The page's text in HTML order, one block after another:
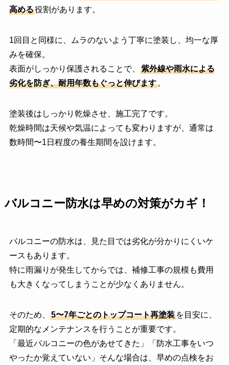
高める役割があります。
1回目と同様に、ムラのないよう丁寧に塗装し、均一な厚
みを確保。
表面がしっかり保護されることで、
紫外線や雨水による
劣化を防ぎ、耐用年数もぐっと伸びます。
塗装後はしっかり乾燥させ、施工完了です。
乾燥時間は天候や気温によっても変わりますが、通常は
数時間〜1日程度の養生期間を設けます。
バルコニー防水は早めの対策がカギ！
バルコニーの防水は、見た目では劣化が分かりにくいケ
ースもあります。
特に雨漏りが発生してからでは、補修工事の規模も費用
も大きくなってしまうことが少なくありません。
そのため、 5〜7年ごとのトップコート再塗装を目安に、
定期的なメンテナンスを行うことが重要です。
「最近バルコニーの色があせてきた」「防水工事をいつ
やったか覚えていない」そんな場合は、早めの点検をお